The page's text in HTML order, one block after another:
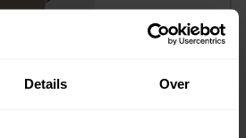
Details Over
47%